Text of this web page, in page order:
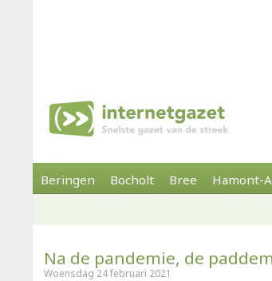
Beringen Bocholt Bree Hamont-
Na de pandemie, de
Woensdag 24 februari 2021